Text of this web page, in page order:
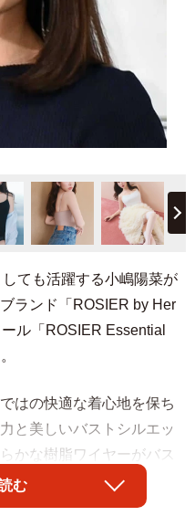
ても活躍する小嶋陽菜が
ランド「ROSIER by Her
ル「ROSIER Essential
はの快適な着心地を保ち
と美しいバストシルエッ
かな樹脂ワイヤーがバス
バックまで360度包み込む
止。サイズごとに厚みを
む